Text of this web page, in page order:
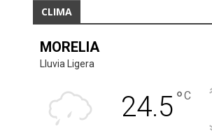
CLIMA
MORELIA
Lluvia Ligera
24.5°C